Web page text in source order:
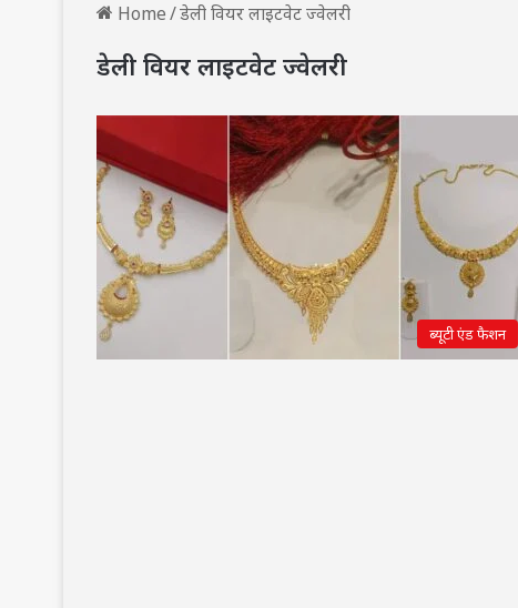
Home/डेली वियर लाइटवेट ज्वेलरी
डेली वियर लाइटवेट ज्वेलरी
ब्यूटी एंड फैशन